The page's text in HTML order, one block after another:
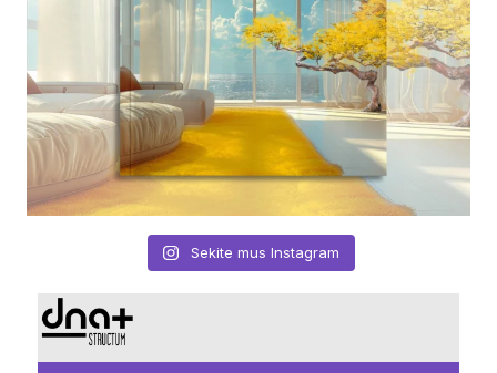
Sekite mus Instagram